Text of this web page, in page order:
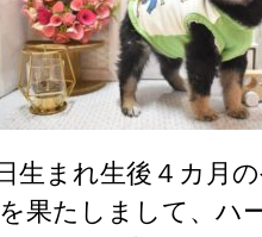
生まれ生後４カ月
果たしまして、ハ